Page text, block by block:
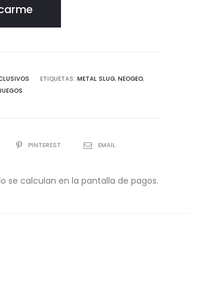
ETIQUETAS: METAL SLUG, NEOGEO,
PINTEREST EMAIL
se calculan en la pantalla de pagos.